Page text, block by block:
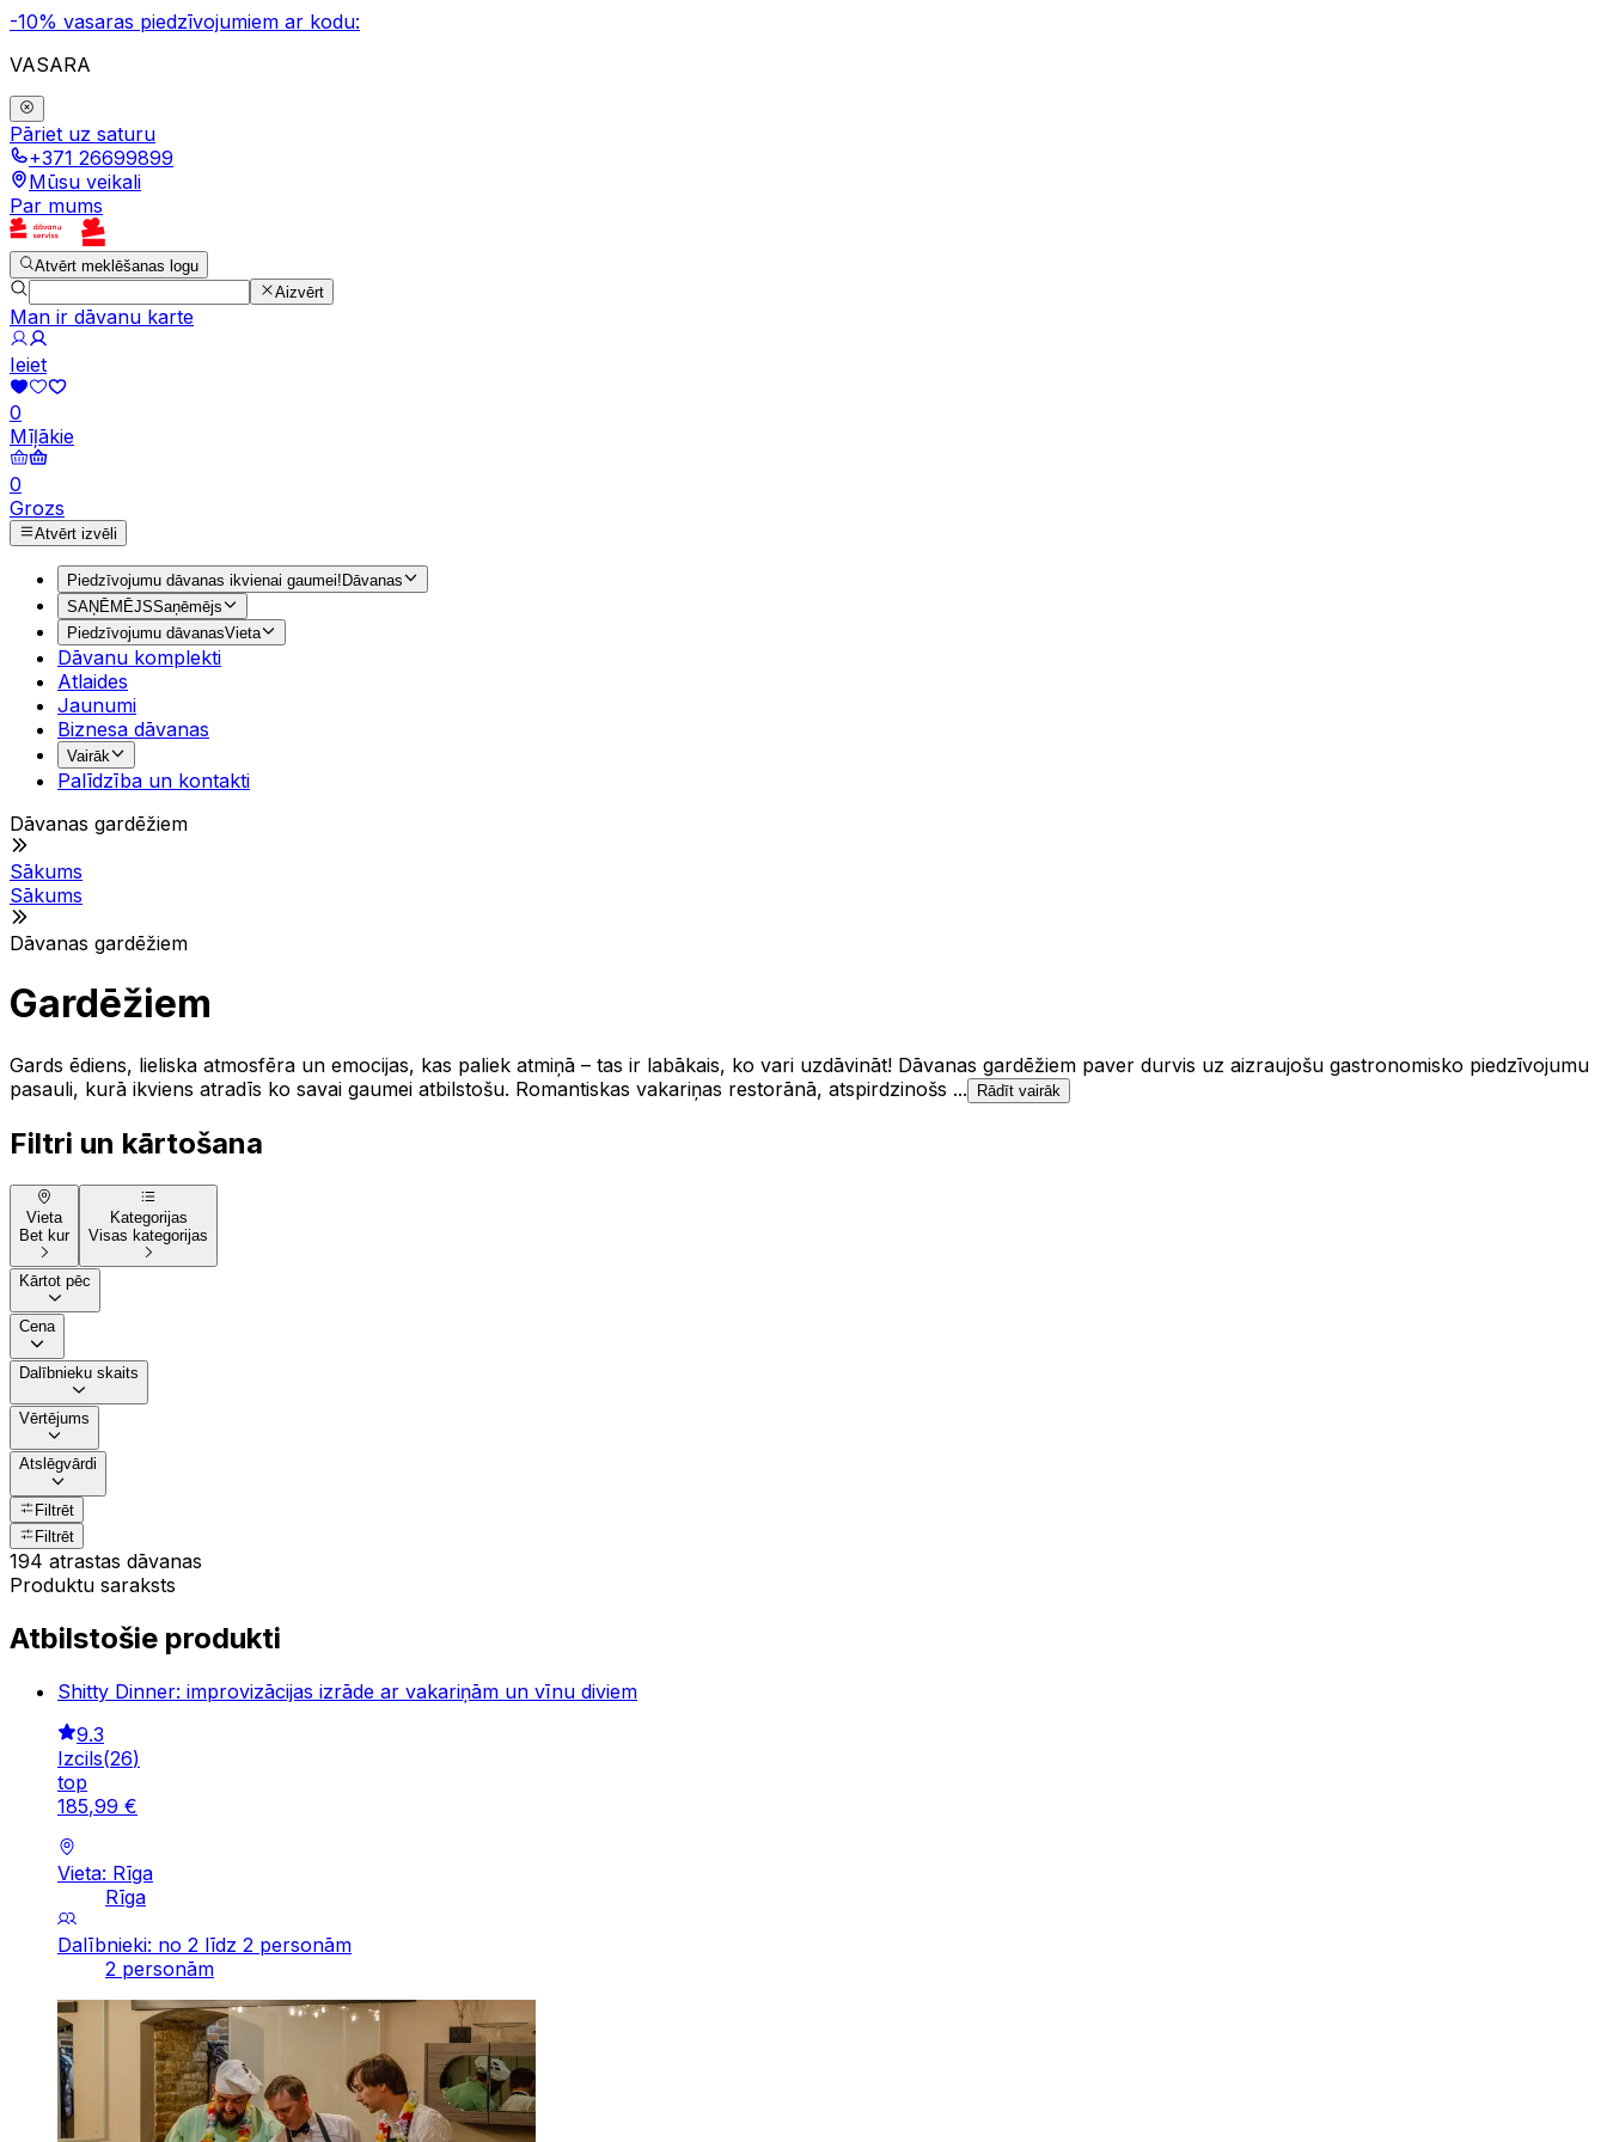
-10% vasaras piedzīvojumiem ar kodu:
VASARA
Pāriet uz saturu
+371 26699899
Mūsu veikali
Par mums
Atvērt meklēšanas logu
Aizvērt
Man ir dāvanu karte
Ieiet
0
Mīļākie
0
Grozs
Atvērt izvēli
Piedzīvojumu dāvanas ikvienai gaumei!Dāvanas
SAŅĒMĒJSSaņēmējs
Piedzīvojumu dāvanasVieta
Dāvanu komplekti
Atlaides
Jaunumi
Biznesa dāvanas
Vairāk
Palīdzība un kontakti
Dāvanas gardēžiem
Sākums
Sākums
Dāvanas gardēžiem
Gardēžiem
Gards ēdiens, lieliska atmosfēra un emocijas, kas paliek atmiņā – tas ir labākais, ko vari uzdāvināt! Dāvanas gardēžiem paver durvis uz aizraujošu gastronomisko piedzīvojumu
pasauli, kurā ikviens atradīs ko savai gaumei atbilstošu. Romantiskas vakariņas restorānā, atspirdzinošs ...
Rādīt vairāk
Filtri un kārtošana
Vieta
Bet kur
Kategorijas
Visas kategorijas
Kārtot pēc
Cena
Dalībnieku skaits
Vērtējums
Atslēgvārdi
Filtrēt
Filtrēt
194 atrastas dāvanas
Produktu saraksts
Atbilstošie produkti
Shitty Dinner: improvizācijas izrāde ar vakariņām un vīnu diviem
9.3
Izcils(26)
top
185,99 €
Vieta: Rīga
Rīga
Dalībnieki: no 2 līdz 2 personām
2 personām